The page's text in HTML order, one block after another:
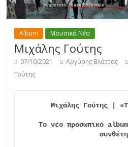
Album Μουσικά Νέα
Μιχάλης Γούτης
07/10/2021 Αργύρης Βλάττας
Γούτης
Το νέο προσωπικό
συνθέτη